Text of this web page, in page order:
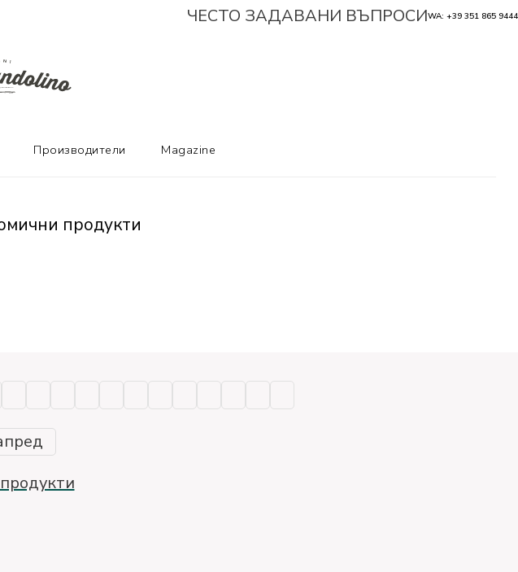
продукти
ЧЕСТО ЗАДАВАНИ ВЪПРОСИWA: +39 351 865 9444
Производители Magazine